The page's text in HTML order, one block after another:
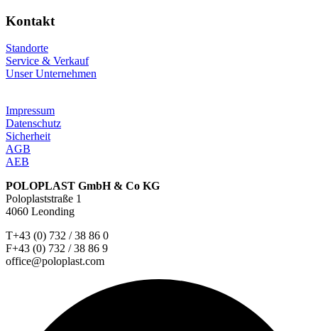
Kontakt
Standorte
Service & Verkauf
Unser Unternehmen
Impressum
Datenschutz
Sicherheit
AGB
AEB
POLOPLAST GmbH & Co KG
Poloplaststraße 1
4060 Leonding
T+43 (0) 732 / 38 86 0
F+43 (0) 732 / 38 86 9
office@poloplast.com